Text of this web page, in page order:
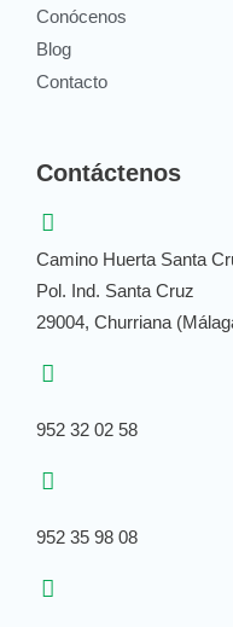
Conócenos
Blog
Contacto
Contáctenos
Camino Huerta Santa
Pol. Ind. Santa Cruz
29004, Churriana
952 32 02 58
952 35 98 08